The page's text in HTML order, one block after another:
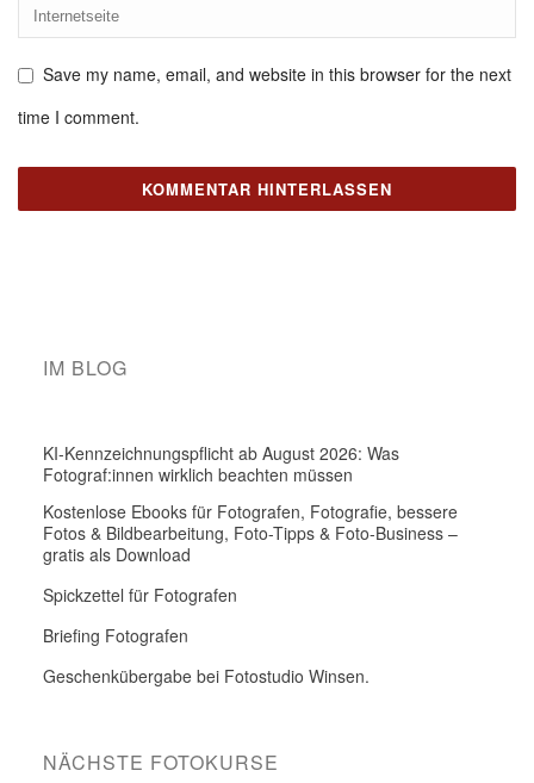
Save my name, email, and website in this browser for the next
time I comment.
IM BLOG
KI-Kennzeichnungspflicht ab August 2026: Was
Fotograf:innen wirklich beachten müssen
Kostenlose Ebooks für Fotografen, Fotografie, bessere
Fotos & Bildbearbeitung, Foto-Tipps & Foto-Business –
gratis als Download
Spickzettel für Fotografen
Briefing Fotografen
Geschenkübergabe bei Fotostudio Winsen.
NÄCHSTE FOTOKURSE